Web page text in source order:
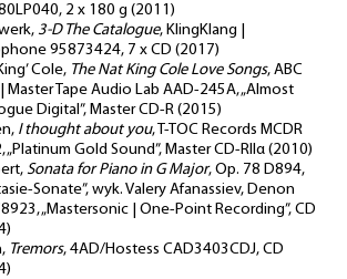
2 x 180 g (2011)
3-D The Catalogue, KlingKlang |
95873424, 7 x CD (2017)
Cole, The Nat King Cole Love Songs, ABC
Master Tape Audio Lab AAD-245A, „Almost
Digital”, Master CD-R (2015)
I thought about you, T-TOC Records MCDR
„Platinum Gold Sound”, Master CD-RIIα (2010)
Sonata for Piano in G Major, Op. 78 D894,
Sonate”, wyk. Valery Afanassiev, Denon
„Mastersonic | One-Point Recording”, CD
Tremors, 4AD/Hostess CAD3403CDJ, CD